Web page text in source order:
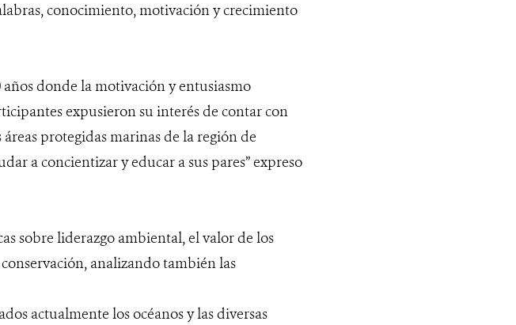
conocimiento, motivación y crecimiento
donde la motivación y entusiasmo
expusieron su interés de contar con
protegidas marinas de la región de
a concientizar y educar a sus pares” expreso
sobre liderazgo ambiental, el valor de los
analizando también las
actualmente los océanos y las diversas